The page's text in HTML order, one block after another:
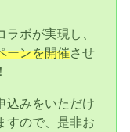
ボが実現し、
ーンを開催させ
込みをいただけ
すので、是非お